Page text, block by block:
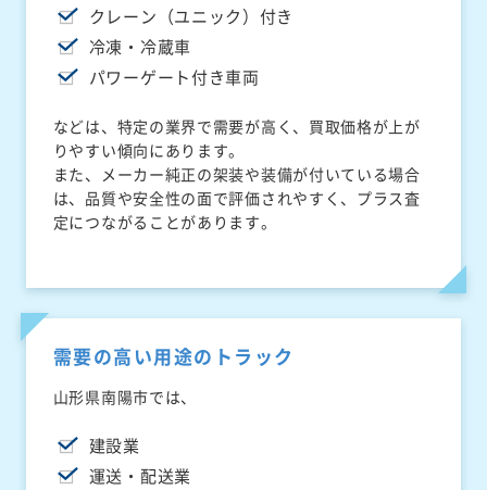
クレーン（ユニック）付き
冷凍・冷蔵車
パワーゲート付き車両
などは、特定の業界で需要が高く、買取価格が上が
りやすい傾向にあります。
また、メーカー純正の架装や装備が付いている場合
は、品質や安全性の面で評価されやすく、プラス査
定につながることがあります。
需要の高い用途のトラック
山形県南陽市では、
建設業
運送・配送業